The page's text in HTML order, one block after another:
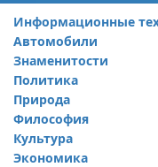
Информационные
Автомобили
Знаменитости
Политика
Природа
Философия
Культура
Экономика